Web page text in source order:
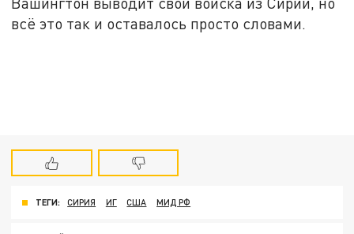
всё это так и оставалось просто словами.
ТЕГИ: СИРИЯ ИГ США МИД РФ